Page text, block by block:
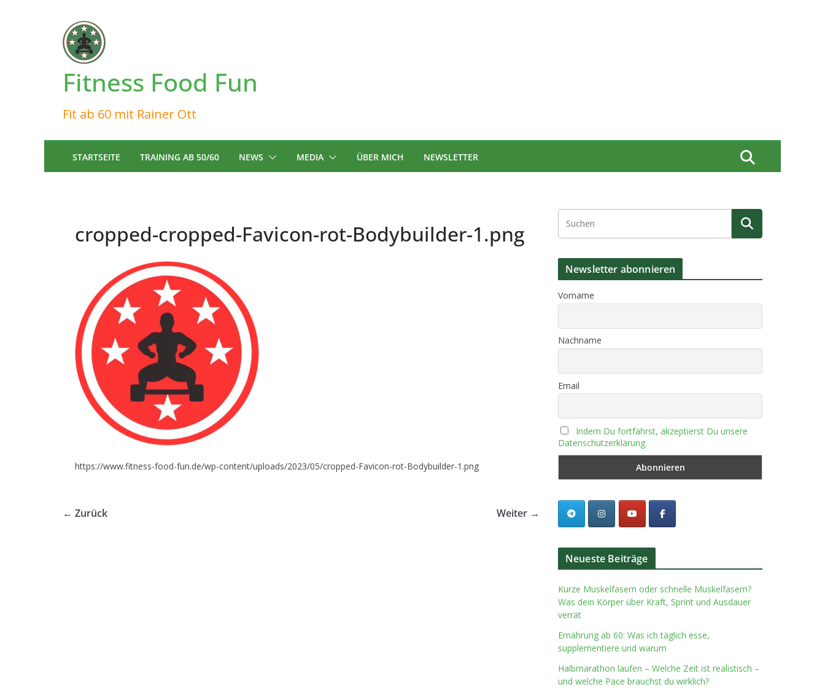
Inhalt
springen
Fitness Food Fun
Fit ab 60 mit Rainer Ott
STARTSEITE TRAINING AB 50/60 NEWS MEDIA ÜBER MICH NEWSLETTER
cropped-cropped-Favicon-rot-Bodybuilder-1.png
https://www.fitness-food-fun.de/wp-content/uploads/2023/05/cropped-Favicon-rot-Bodybuilder-1.png
← Zurück Weiter →
Newsletter abonnieren
Vorname
Nachname
Email
Indem Du fortfährst, akzeptierst Du unsere
Datenschutzerklärung.
Neueste Beiträge
Kurze Muskelfasern oder schnelle Muskelfasern?
Was dein Körper über Kraft, Sprint und Ausdauer
verrät
Ernährung ab 60: Was ich täglich esse,
supplementiere und warum
Halbmarathon laufen – Welche Zeit ist realistisch –
und welche Pace brauchst du wirklich?